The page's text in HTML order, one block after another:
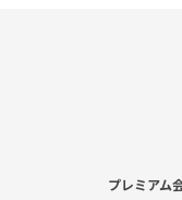
プレミアム